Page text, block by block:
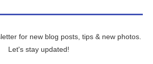
for new blog posts, tips & new photos.
Let's stay updated!